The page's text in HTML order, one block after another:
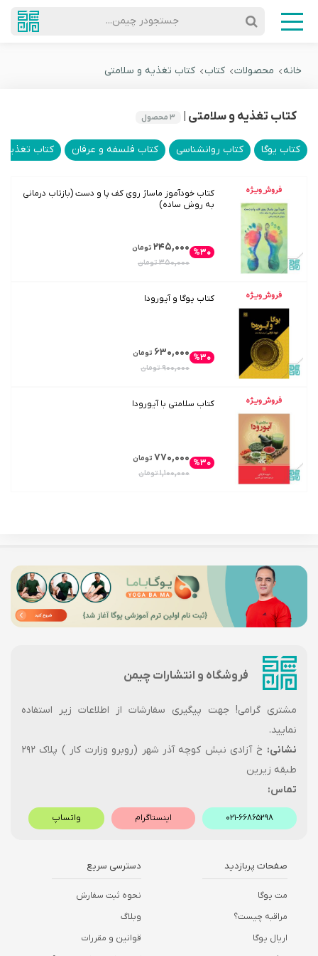
جستجودر چیمن...
خانه محصولات کتاب کتاب تغذیه و سلامتی
کتاب تغذیه و سلامتی | ۳ محصول
کتاب یوگا کتاب روانشناسی کتاب فلسفه و عرفان کتاب تغذیه
کتاب خودآموز ماساژ روی کف پا و دست (بازتاب درمانی
به روش ساده)
۲۴۵,۰۰۰ تومان
۳۵۰,۰۰۰تومان
%۳۰
کتاب یوگا و آیورودا
۶۳۰,۰۰۰ تومان
۹۰۰,۰۰۰تومان
%۳۰
کتاب سلامتی با آیورودا
۷۷۰,۰۰۰ تومان
۱,۱۰۰,۰۰۰تومان
%۳۰
فروشگاه و انتشارات چیمن
مشتری گرامی! جهت پیگیری سفارشات از اطلاعات زیر استفاده
نمایید.
نشانی:
خ آزادی نبش کوچه آذر شهر (روبرو وزارت کار ) پلاک ۲۹۲
طبقه زیرین
تماس:
۰۲۱-۶۶۸۶۵۲۹۸ اینستاگرام واتساپ
صفحات پربازدید
مت یوگا
مراقبه چیست؟
اریال یوگا
دسترسی سریع
نحوه ثبت سفارش
وبلاگ
قوانین و مقررات